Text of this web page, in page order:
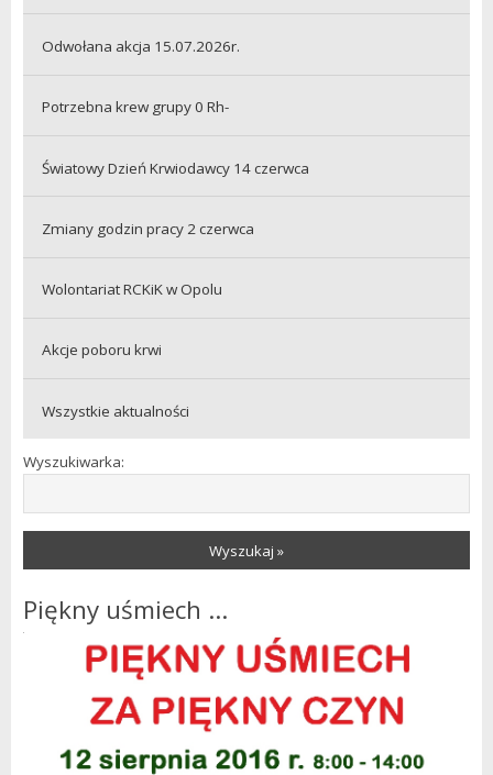
Odwołana akcja 15.07.2026r.
Potrzebna krew grupy 0 Rh-
Światowy Dzień Krwiodawcy 14 czerwca
Zmiany godzin pracy 2 czerwca
Wolontariat RCKiK w Opolu
Akcje poboru krwi
Wszystkie aktualności
Wyszukiwarka:
Wyszukaj »
Piękny uśmiech ...